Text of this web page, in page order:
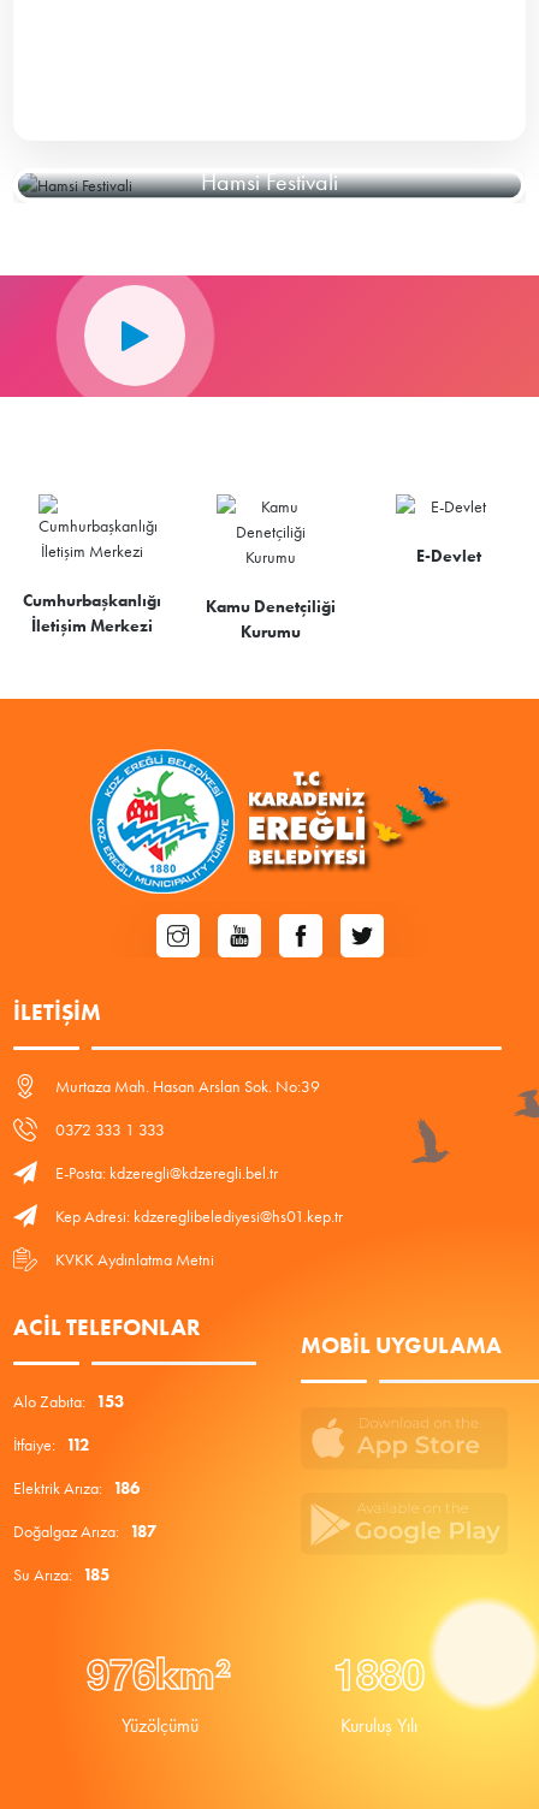
Hamsi Festivali
Cumhurbaşkanlığı
İletişim Merkezi
Kamu Denetçiliği
Kurumu
E-Devlet
İLETIŞIM
Murtaza Mah. Hasan Arslan Sok. No:39
0372 333 1 333
E-Posta: kdzeregli@kdzeregli.bel.tr
Kep Adresi: kdzereglibelediyesi@hs01.kep.tr
KVKK Aydınlatma Metni
ACIL TELEFONLAR
Alo Zabıta: 153
İtfaiye: 112
Elektrik Arıza: 186
Doğalgaz Arıza: 187
Su Arıza: 185
MOBIL UYGULAMA
976km²
Yüzölçümü
1880
Kuruluş Yılı